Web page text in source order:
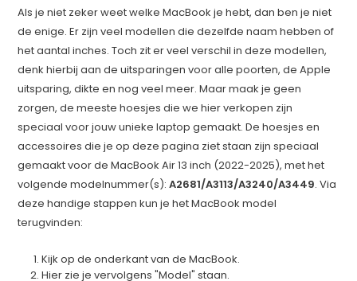
Als je niet zeker weet welke MacBook je hebt, dan ben je niet
de enige. Er zijn veel modellen die dezelfde naam hebben of
het aantal inches. Toch zit er veel verschil in deze modellen,
denk hierbij aan de uitsparingen voor alle poorten, de Apple
uitsparing, dikte en nog veel meer. Maar maak je geen
zorgen, de meeste hoesjes die we hier verkopen zijn
speciaal voor jouw unieke laptop gemaakt. De hoesjes en
accessoires die je op deze pagina ziet staan zijn speciaal
gemaakt voor de MacBook Air 13 inch (2022-2025), met het
volgende modelnummer(s):A2681/A3113/A3240/A3449. Via
deze handige stappen kun je het MacBook model
terugvinden:
Kijk op de onderkant van de MacBook.
Hier zie je vervolgens "Model" staan.